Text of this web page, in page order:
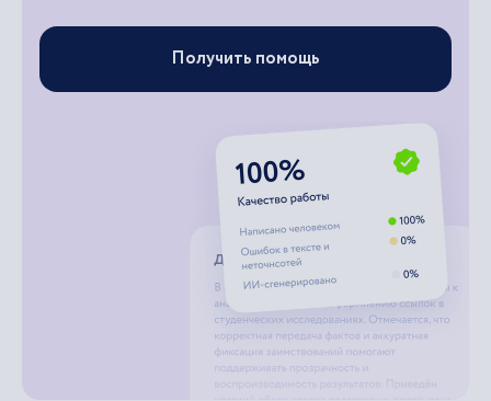
Получить помощь